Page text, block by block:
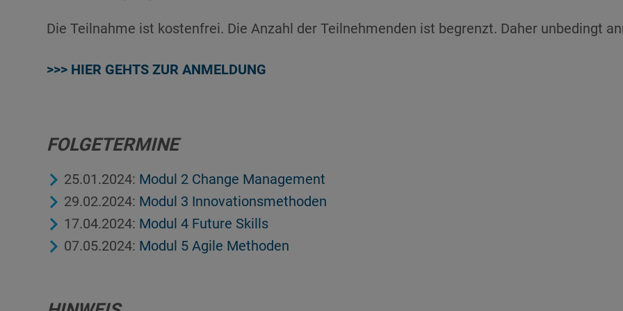
Die Teilnahme ist kostenfrei. Die Anzahl der Teilnehmenden ist begrenzt. Daher unbedingt
>>> HIER GEHTS ZUR ANMELDUNG
FOLGETERMINE
25.01.2024: Modul 2 Change Management
29.02.2024: Modul 3 Innovationsmethoden
17.04.2024: Modul 4 Future Skills
07.05.2024: Modul 5 Agile Methoden